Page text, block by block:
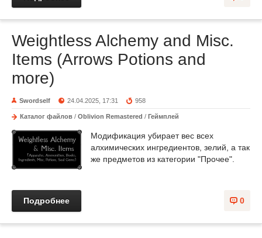
Weightless Alchemy and Misc.
Items (Arrows Potions and
more)
Swordself 24.04.2025, 17:31 958
Каталог файлов / Oblivion Remastered / Геймплей
Модификация убирает вес всех
алхимических ингредиентов, зелий, а так
же предметов из категории "Прочее".
0
Подробнее